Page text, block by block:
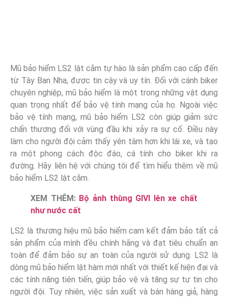
Mũ bảo hiểm LS2 lật cằm tự hào là sản phẩm cao cấp đến
từ Tây Ban Nha, được tin cậy và uy tín. Đối với cánh biker
chuyên nghiệp, mũ bảo hiểm là một trong những vật dụng
quan trọng nhất để bảo vệ tính mạng của họ. Ngoài việc
bảo vệ tính mạng, mũ bảo hiểm LS2 còn giúp giảm sức
chấn thương đối với vùng đầu khi xảy ra sự cố. Điều này
làm cho người đội cảm thấy yên tâm hơn khi lái xe, và tạo
ra một phong cách độc đáo, cá tính cho biker khi ra
đường. Hãy liên hệ với chúng tôi để tìm hiểu thêm về mũ
bảo hiểm LS2 lật cằm.
XEM THÊM: Bộ ảnh thùng GIVI lên xe chất
như nước cất
LS2 là thương hiệu mũ bảo hiểm cam kết đảm bảo tất cả
sản phẩm của mình đều chính hãng và đạt tiêu chuẩn an
toàn để đảm bảo sự an toàn của người sử dụng. LS2 là
dòng mũ bảo hiểm lật hàm mới nhất với thiết kế hiện đại và
các tính năng tiên tiến, giúp bảo vệ và tăng sự tự tin cho
người đội. Tuy nhiên, việc sản xuất và bán hàng giả, hàng